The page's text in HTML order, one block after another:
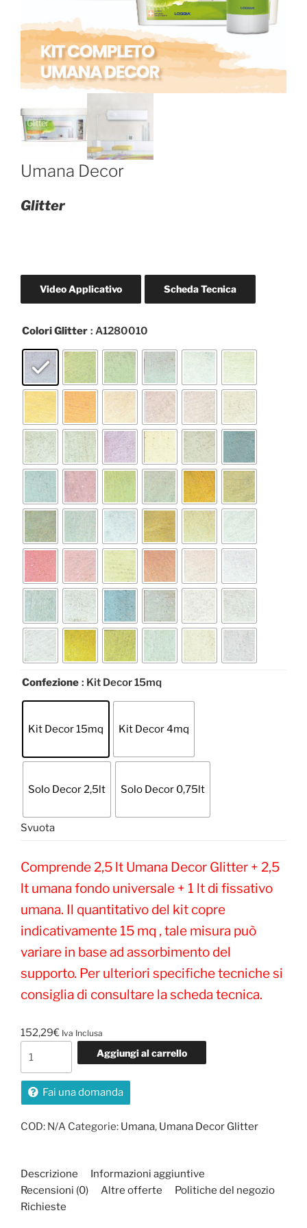
Umana Decor
Glitter
Video Applicativo Scheda Tecnica
Colori Glitter : A1280010
Confezione : Kit Decor 15mq
Kit Decor 15mq Kit Decor 4mq
Solo Decor 2,5lt Solo Decor 0,75lt
Svuota
Comprende 2,5 lt Umana Decor Glitter + 2,5
lt umana fondo universale + 1 lt di fissativo
umana. Il quantitativo del kit copre
indicativamente 15 mq , tale misura può
variare in base ad assorbimento del
supporto. Per ulteriori specifiche tecniche si
consiglia di consultare la scheda tecnica.
152,29€ Iva Inclusa
quantità
Aggiungi al carrello
Fai una domanda
COD: N/A Categorie: Umana, Umana Decor Glitter
Descrizione
Informazioni aggiuntive
Recensioni (0)
Altre offerte
Politiche del negozio
Richieste